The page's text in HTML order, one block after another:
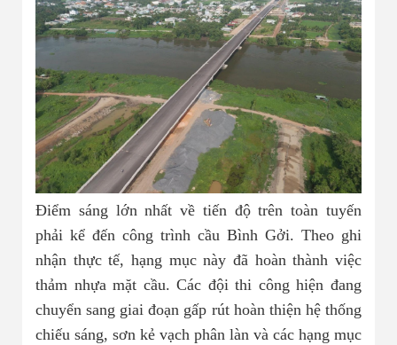
Điểm sáng lớn nhất về tiến độ trên toàn tuyến
phải kể đến công trình cầu Bình Gởi. Theo ghi
nhận thực tế, hạng mục này đã hoàn thành việc
thảm nhựa mặt cầu. Các đội thi công hiện đang
chuyển sang giai đoạn gấp rút hoàn thiện hệ thống
chiếu sáng, sơn kẻ vạch phân làn và các hạng mục